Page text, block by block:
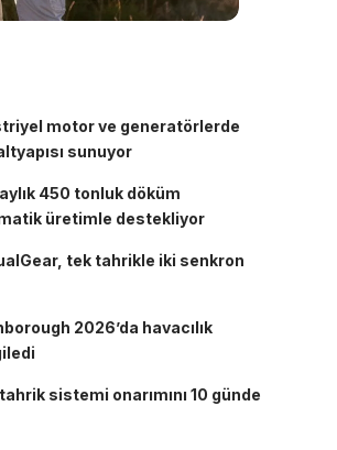
motor ve generatörlerde
sunuyor
450 tonluk döküm
üretimle destekliyor
tek tahrikle iki senkron
2026’da havacılık
sistemi onarımını 10 günde